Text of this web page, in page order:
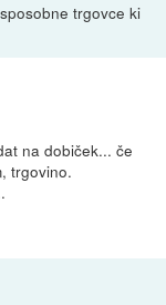
trgovce ki
na dobiček... če
trgovino.